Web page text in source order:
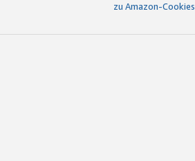
zu Amazon-Cookies